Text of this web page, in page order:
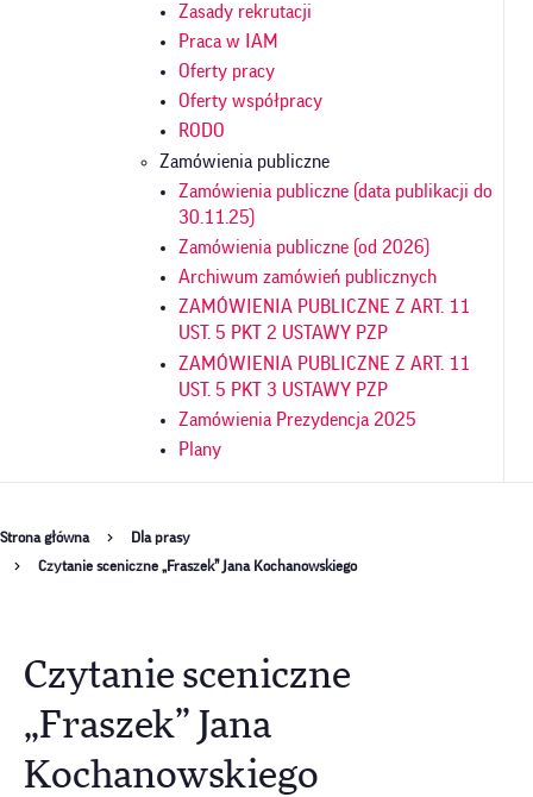
Zasady rekrutacji
Praca w IAM
Oferty pracy
Oferty współpracy
RODO
Zamówienia publiczne
Zamówienia publiczne (data publikacji do
30.11.25)
Zamówienia publiczne (od 2026)
Archiwum zamówień publicznych
ZAMÓWIENIA PUBLICZNE Z ART. 11
UST. 5 PKT 2 USTAWY PZP
ZAMÓWIENIA PUBLICZNE Z ART. 11
UST. 5 PKT 3 USTAWY PZP
Zamówienia Prezydencja 2025
Plany
Ścieżka
Strona główna
Dla prasy
Czytanie sceniczne „Fraszek” Jana Kochanowskiego
Czytanie sceniczne
„Fraszek” Jana
Kochanowskiego